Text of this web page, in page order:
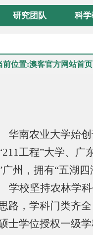
研究团队 科
前位置:澳客官方网站首页
南农业大学始创
工程”大学、广
广州，拥有“五湖四
学校坚持农林学
路，学科门类齐
士学位授权一级